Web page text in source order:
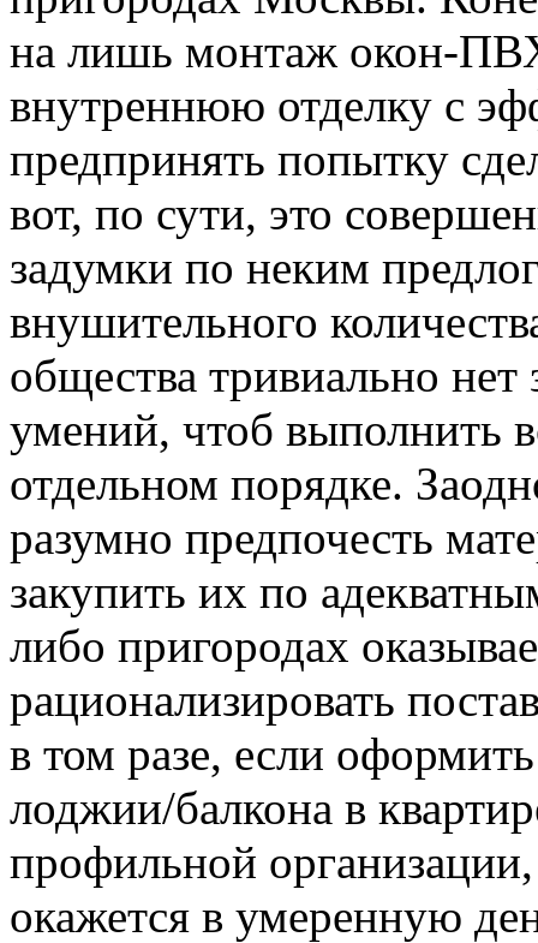
на лишь монтаж окон-
внутреннюю отделку с
предпринять попытку
вот, по сути, это
задумки по неким
внушительного
общества тривиально
умений, чтоб выполнить
отдельном порядке.
разумно предпочесть
закупить их по
либо пригородах
рационализировать
в том разе, если
лоджии/балкона в
профильной организации,
окажется в умеренную